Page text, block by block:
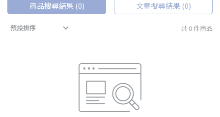
商品搜尋結果 (0) 文章搜尋結果 (0)
預設排序 共 0 件商品